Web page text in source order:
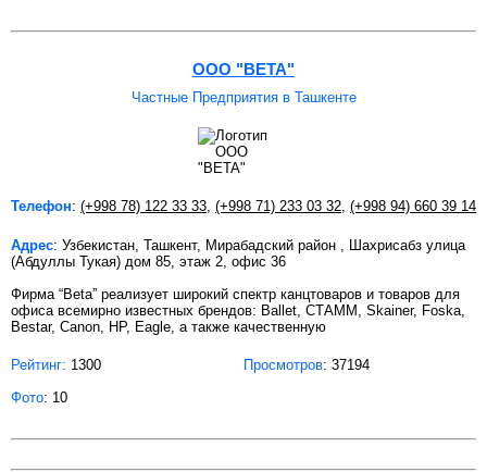
OOO "BETA"
Частные Предприятия в Ташкенте
Телефон: (+998 78) 122 33 33, (+998 71) 233 03 32, (+998 94) 660 39 14
Адрес: Узбекистан, Ташкент, Мирабадский район , Шахрисабз улица
(Абдуллы Тукая) дом 85, этаж 2, офис 36
Фирма “Beta” реализует широкий спектр канцтоваров и товаров для
офиса всемирно известных брендов: Ballet, СТАММ, Skainer, Foska,
Bestar, Canon, HP, Eagle, а также качественную
Рейтинг: 1300 Просмотров: 37194
Фото: 10